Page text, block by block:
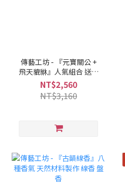
傳藝工坊 - 『元寶關公 +
飛天貔貅』人氣組合 送銅
元寶 青砂石 茶寵 招財 武
財神 擺飾
NT$2,560
NT$3,160